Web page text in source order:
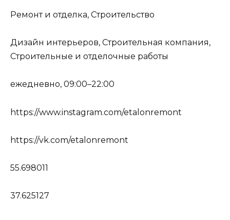
Ремонт и отделка, Строительство
Дизайн интерьеров, Строительная компания,
Строительные и отделочные работы
ежедневно, 09:00–22:00
https://www.instagram.com/etalonremont
https://vk.com/etalonremont
55.698011
37.625127